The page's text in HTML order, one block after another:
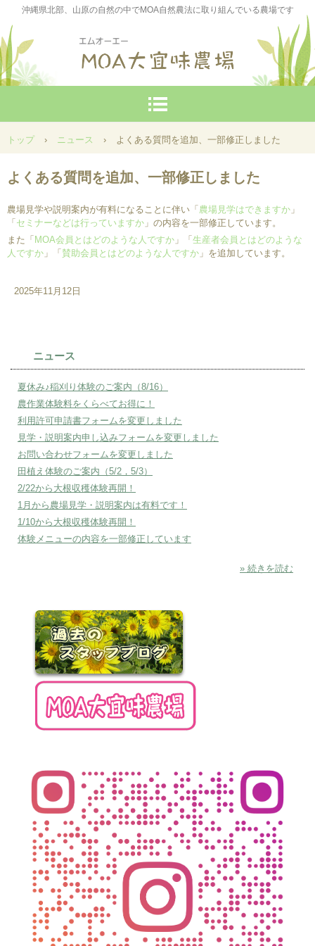
沖縄県北部、山原の自然の中でMOA自然農法に取り組んでいる農場です
トップ › ニュース › よくある質問を追加、一部修正しました
よくある質問を追加、一部修正しました
農場見学や説明案内が有料になることに伴い「 農場見学はできますか 」
「 セミナーなどは行っていますか 」の内容を一部修正しています。
また「 MOA会員とはどのような人ですか 」「 生産者会員とはどのような
人ですか 」「 賛助会員とはどのような人ですか 」を追加しています。
2025年11月12日
ニュース
夏休み♪稲刈り体験のご案内（8/16）
農作業体験料をくらべてお得に！
利用許可申請書フォームを変更しました
見学・説明案内申し込みフォームを変更しました
お問い合わせフォームを変更しました
田植え体験のご案内（5/2，5/3）
2/22から大根収穫体験再開！
1月から農場見学・説明案内は有料です！
1/10から大根収穫体験再開！
体験メニューの内容を一部修正しています
» 続きを読む